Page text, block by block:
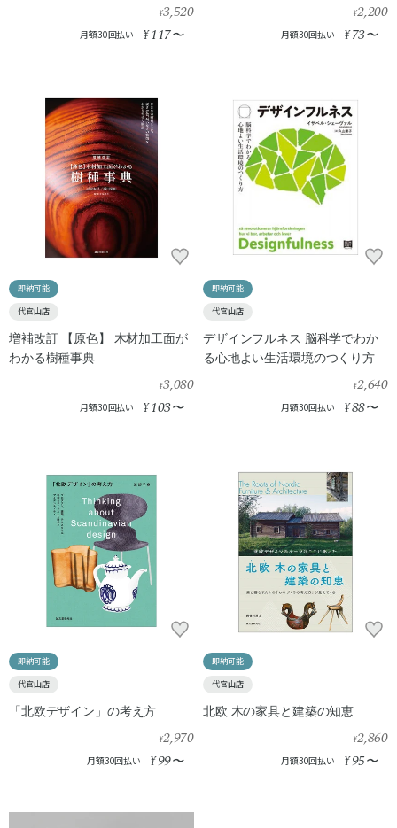
¥3,520
月額30回払い ¥117〜
¥2,200
月額30回払い ¥73〜
即納可能
代官山店
増補改訂 【原色】 木材加工面が
わかる樹種事典
¥3,080
月額30回払い ¥103〜
即納可能
代官山店
デザインフルネス 脳科学でわか
る心地よい生活環境のつくり方
¥2,640
月額30回払い ¥88〜
即納可能
代官山店
「北欧デザイン」の考え方
¥2,970
月額30回払い ¥99〜
即納可能
代官山店
北欧 木の家具と建築の知恵
¥2,860
月額30回払い ¥95〜